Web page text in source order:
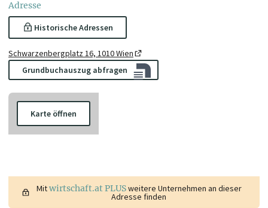
Adresse
Historische Adressen
Schwarzenbergplatz 16, 1010 Wien
Grundbuchauszug abfragen
Karte öffnen
Mitwirtschaft.at PLUSweitere Unternehmen an dieser
Adresse finden